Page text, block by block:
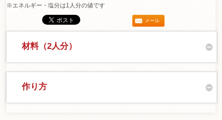
※エネルギー・塩分は1人分の値です
メール
材料（2人分）
作り方